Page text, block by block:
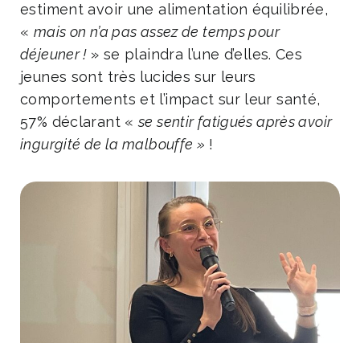
estiment avoir une alimentation équilibrée,
« mais on n’a pas assez de temps pour
déjeuner !» se plaindra l’une d’elles. Ces
jeunes sont très lucides sur leurs
comportements et l’impact sur leur santé,
57% déclarant «se sentir fatigués après avoir
ingurgité de la malbouffe » !